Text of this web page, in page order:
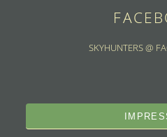
SKYHUNTERS @